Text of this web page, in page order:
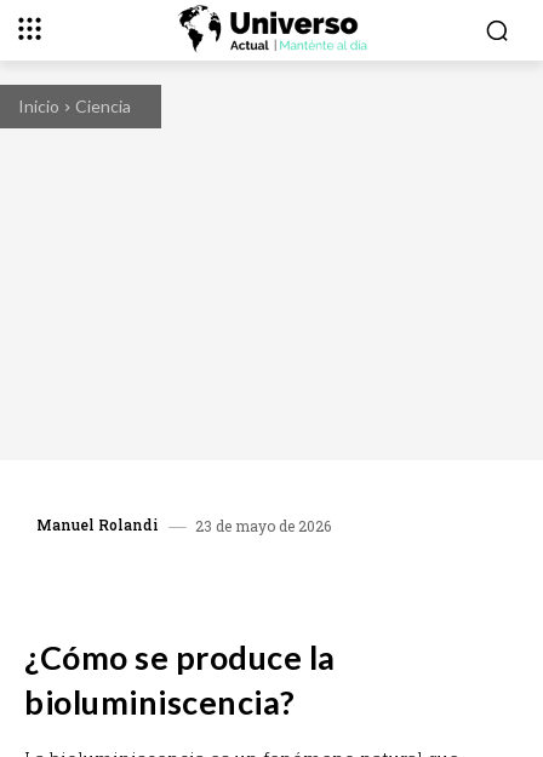
Inicio Ciencia
Manuel Rolandi 23 de mayo de 2026
¿Cómo se produce la
bioluminiscencia?